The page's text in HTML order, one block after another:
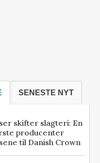
SENESTE NYT
skifter slagteri: En
producenter
til Danish Crown